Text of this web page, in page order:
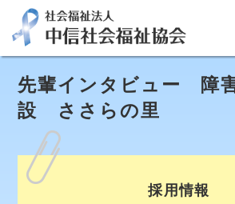
先輩インタビュー 障
設 ささらの里
採用情報